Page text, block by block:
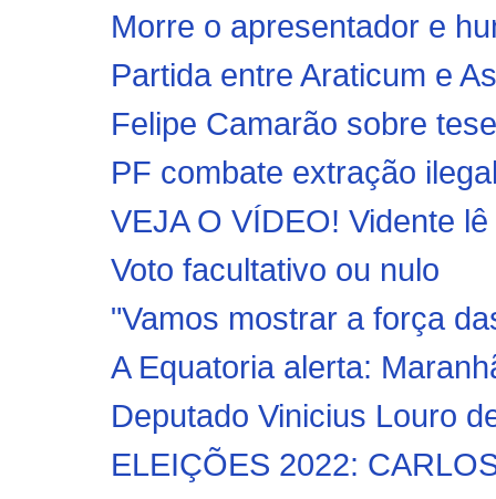
Morre o apresentador e
Partida entre Araticum e
Felipe Camarão sobre
PF combate extração
VEJA O VÍDEO! Vidente
Voto facultativo ou nulo
"Vamos mostrar a força
A Equatoria alerta:
Deputado Vinicius Louro
ELEIÇÕES 2022: